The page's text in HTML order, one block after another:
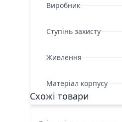
Виробник
Ступінь захисту
Живлення
Матеріал корпусу
Схожі товари